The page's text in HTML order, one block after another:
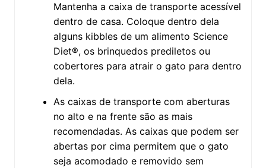
Mantenha a caixa de transporte acessível
dentro de casa. Coloque dentro dela
alguns kibbles de um alimento Science
Diet®, os brinquedos prediletos ou
cobertores para atrair o gato para dentro
dela.
As caixas de transporte com aberturas
no alto e na frente são as mais
recomendadas. As caixas que podem ser
abertas por cima permitem que o gato
seja acomodado e removido sem